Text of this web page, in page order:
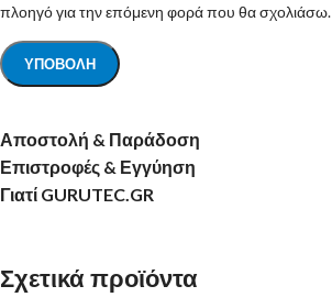
πλοηγό για την επόμενη φορά που θα σχολιάσω.
Αποστολή & Παράδοση
Επιστροφές & Εγγύηση
Γιατί GURUTEC.GR
Σχετικά προϊόντα